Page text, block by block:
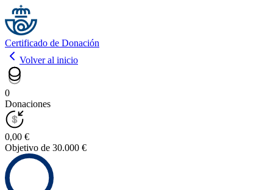
Certificado de Donación
Volver al inicio
0
Donaciones
0,00 €
Objetivo de 30.000 €